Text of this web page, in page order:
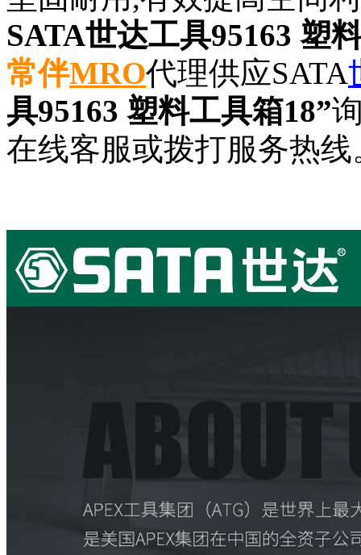
SATA世达工具95163 塑
常伴MRO代理供应SATA
具95163 塑料工具箱18”
在线客服或拨打服务热线